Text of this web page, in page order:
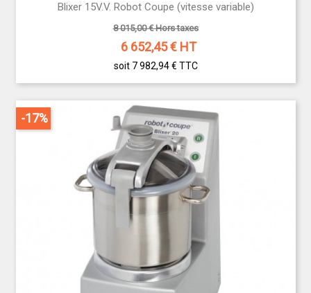
Blixer 15V.V. Robot Coupe (vitesse variable)
8 015,00 € Hors taxes
6 652,45€ HT
soit 7 982,94 € TTC
-17%